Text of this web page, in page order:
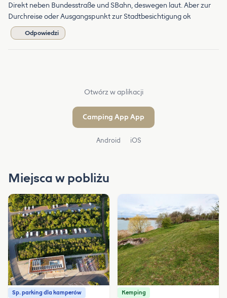
Direkt neben Bundesstraße und SBahn, deswegen laut. Aber zur
Durchreise oder Ausgangspunkt zur Stadtbesichtigung ok
Odpowiedzi
Otwórz w aplikacji
Camping App App
Android iOS
Miejsca w pobliżu
Sp. parking dla kamperów Kemping